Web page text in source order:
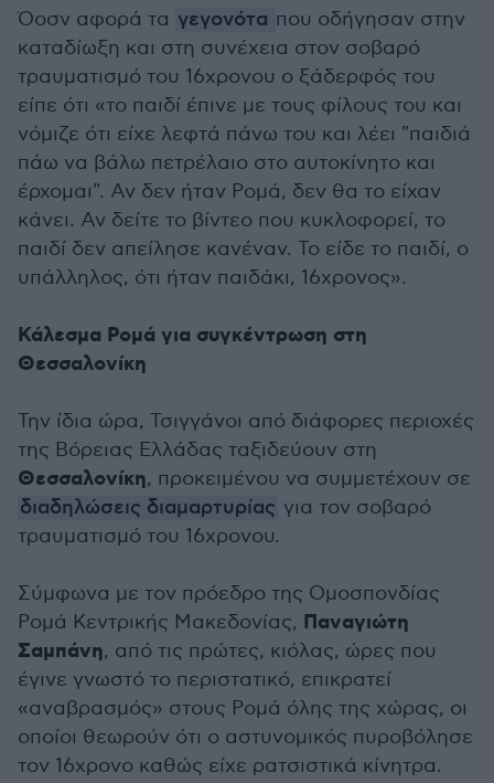
Όοσν αφορά τα γεγονότα που οδήγησαν στην
καταδίωξη και στη συνέχεια στον σοβαρό
τραυματισμό του 16χρονου ο ξάδερφός του
είπε ότι «το παιδί έπινε με τους φίλους του και
νόμιζε ότι είχε λεφτά πάνω του και λέει "παιδιά
πάω να βάλω πετρέλαιο στο αυτοκίνητο και
έρχομαι". Αν δεν ήταν Ρομά, δεν θα το είχαν
κάνει. Αν δείτε το βίντεο που κυκλοφορεί, το
παιδί δεν απείλησε κανέναν. Το είδε το παιδί, ο
υπάλληλος, ότι ήταν παιδάκι, 16χρονος».
Κάλεσμα Ρομά για συγκέντρωση στη
Θεσσαλονίκη
Την ίδια ώρα, Τσιγγάνοι από διάφορες περιοχές
της Βόρειας Ελλάδας ταξιδεύουν στη
Θεσσαλονίκη, προκειμένου να συμμετέχουν σε
διαδηλώσεις διαμαρτυρίας για τον σοβαρό
τραυματισμό του 16χρονου.
Σύμφωνα με τον πρόεδρο της Ομοσπονδίας
Ρομά Κεντρικής Μακεδονίας, Παναγιώτη
Σαμπάνη, από τις πρώτες, κιόλας, ώρες που
έγινε γνωστό το περιστατικό, επικρατεί
«αναβρασμός» στους Ρομά όλης της χώρας, οι
οποίοι θεωρούν ότι ο αστυνομικός πυροβόλησε
τον 16χρονο καθώς είχε ρατσιστικά κίνητρα.